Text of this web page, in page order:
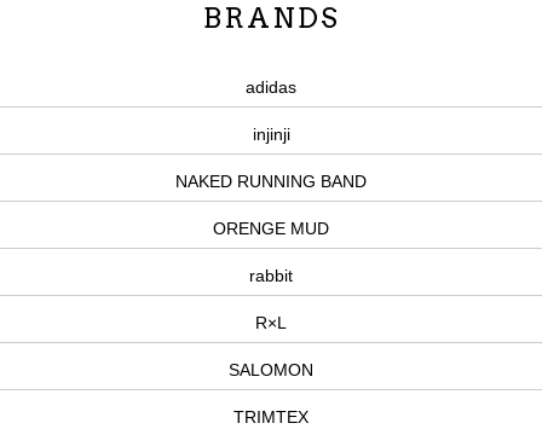
BRANDS
adidas
injinji
NAKED RUNNING BAND
ORENGE MUD
rabbit
R×L
SALOMON
TRIMTEX